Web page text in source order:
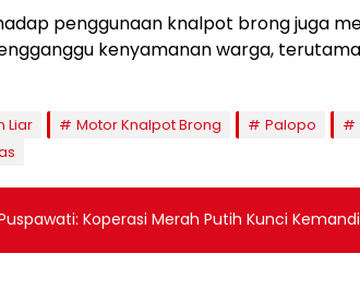
penggunaan knalpot brong juga
kenyamanan warga,
Liar Motor Knalpot Brong Palopo
Koperasi Merah Putih Kunci